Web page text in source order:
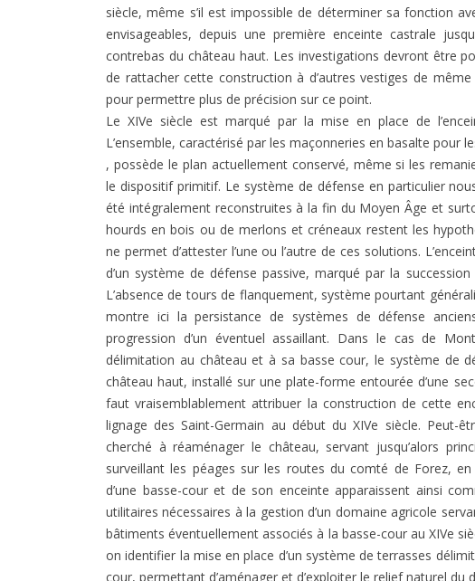
siècle, même s’il est impossible de déterminer sa fonction
envisageables, depuis une première enceinte castrale
contrebas du château haut. Les investigations devront être
de rattacher cette construction à d’autres vestiges de
pour permettre plus de précision sur ce point.
Le XIVe siècle est marqué par la mise en place de
L’ensemble, caractérisé par les maçonneries en basalte
, possède le plan actuellement conservé, même si les
le dispositif primitif. Le système de défense en particulier
été intégralement reconstruites à la fin du Moyen Âge et
hourds en bois ou de merlons et créneaux restent les
ne permet d’attester l’une ou l’autre de ces solutions.
d’un système de défense passive, marqué par la
L’absence de tours de flanquement, système pourtant
montre ici la persistance de systèmes de défense
progression d’un éventuel assaillant. Dans le cas de
délimitation au château et à sa basse cour, le système de
château haut, installé sur une plate-forme entourée d’une
faut vraisemblablement attribuer la construction de cette
lignage des Saint-Germain au début du XIVe siècle. Peut-
cherché à réaménager le château, servant jusqu’alors
surveillant les péages sur les routes du comté de Forez,
d’une basse-cour et de son enceinte apparaissent ainsi
utilitaires nécessaires à la gestion d’un domaine agricole
bâtiments éventuellement associés à la basse-cour au XIVe
on identifier la mise en place d’un système de terrasses
cour, permettant d’aménager et d’exploiter le relief naturel du